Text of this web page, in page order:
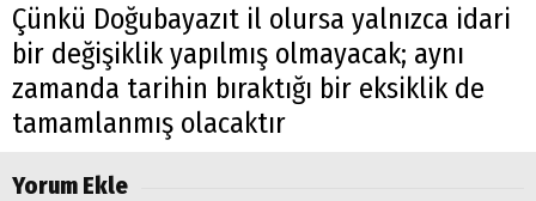
Çünkü Doğubayazıt il olursa yalnızca idari
bir değişiklik yapılmış olmayacak; aynı
zamanda tarihin bıraktığı bir eksiklik de
tamamlanmış olacaktır
Yorum Ekle